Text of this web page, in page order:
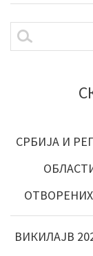
СРБИЈА И
ВИКИЛАЈВ